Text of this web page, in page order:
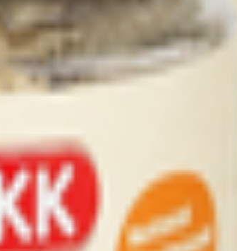
комбинат", 211091,